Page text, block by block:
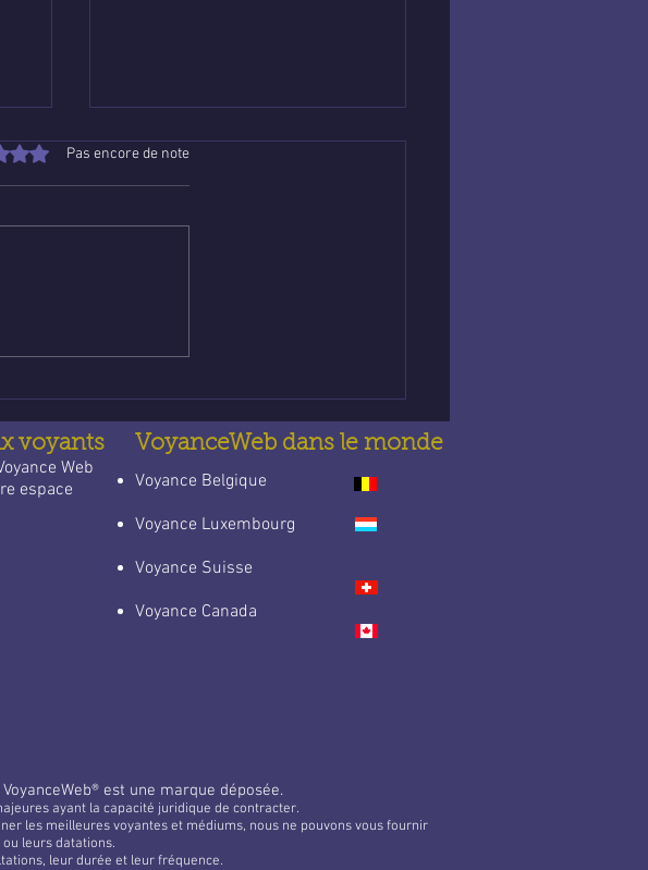
quotidien
étoile sur 5.Pas encore de note
voyants
Web
espace
VoyanceWeb dans le monde
​Voyance Belgique
Voyance Luxembourg
Voyance Suisse
Voyance Canada
VoyanceWeb® est une marque déposée.
ayant la capacité juridique de contracter.
les meilleures voyantes et médiums, nous ne pouvons vous fournir
leurs datations.
leur durée et leur fréquence.